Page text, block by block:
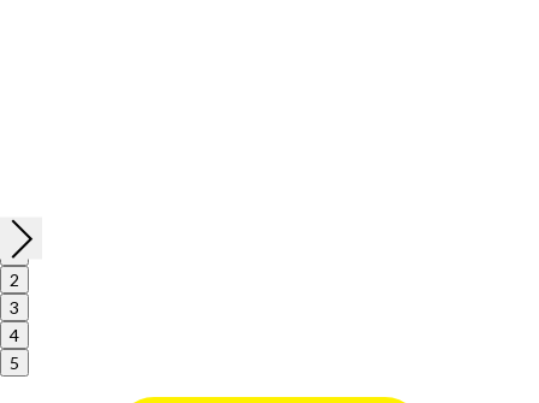
1
2
3
4
5